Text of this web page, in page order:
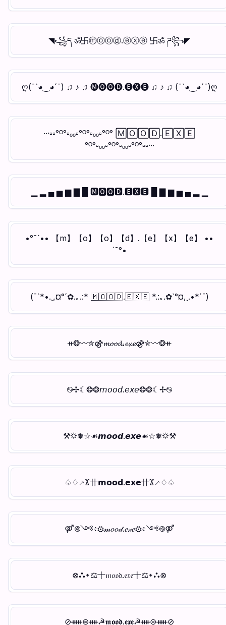
◥꧁ད ॐ卐ⓜⓞⓞⓓ.ⓔⓧⓔ 卐ॐ ཌ꧂◤
ღ(¯`◕‿◕´¯) ♫ ♪ ♫ 🅜🅞🅞🅓.🅔🅧🅔 ♫ ♪ ♫ (¯`◕‿◕´¯)ღ
∙∙·▫▫ᵒᴼᵒ▫ₒₒ▫ᵒᴼᵒ▫ₒₒ▫ᵒᴼᵒ 🄼🄾🄾🄳.🄴🅇🄴
ᵒᴼᵒ▫ₒₒ▫ᵒᴼᵒ▫ₒₒ▫ᵒᴼᵒ▫▫·∙∙
▁ ▂ ▄ ▅ ▆ ▇ █ 🅼🅾🅾🅳.🅴🆇🅴 █ ▇ ▆ ▅ ▄ ▂ ▁
•°¯`•• 【m】【o】【o】【d】.【e】【x】【e】 ••
´¯°•
(¯`*•.¸,¤°´✿.｡.:* 🇲​🇴​🇴​🇩​.🇪​🇽​🇪​ *.:｡.✿`°¤,¸.•*´¯)
ᚑ❂〰✮⚣𝓶𝓸𝓸𝓭.𝓮𝔁𝓮⚣✮〰❂ᚑ
࿊✢☾❂❂𝘮𝘰𝘰𝘥.𝘦𝘹𝘦❂❂☾✢࿊
⚒⛭❅☆☙𝙢𝙤𝙤𝙙.𝙚𝙭𝙚☙☆❅⛭⚒
♤♢⸕Ϫ〹𝗺𝗼𝗼𝗱.𝗲𝘅𝗲〹Ϫ⸕♢♤
⚤࿋༺፥⚙𝓂𝑜𝑜𝒹.𝑒𝓍𝑒⚙፥༺࿋⚤
⊗⛬᛭⚖〸𝔪𝔬𝔬𝔡.𝔢𝔵𝔢〸⚖᛭⛬⊗
⊘ᚔ⊜ᚓ☭𝖒𝖔𝖔𝖉.𝖊𝖝𝖊☭ᚓ⊜ᚔ⊘